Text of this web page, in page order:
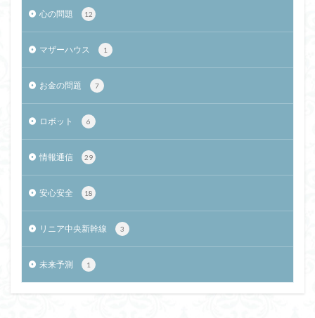
心の問題 12
マザーハウス 1
お金の問題 7
ロボット 6
情報通信 29
安心安全 18
リニア中央新幹線 3
未来予測 1